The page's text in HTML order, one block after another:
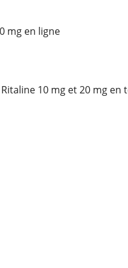
mg en ligne
10 mg et 20 mg en